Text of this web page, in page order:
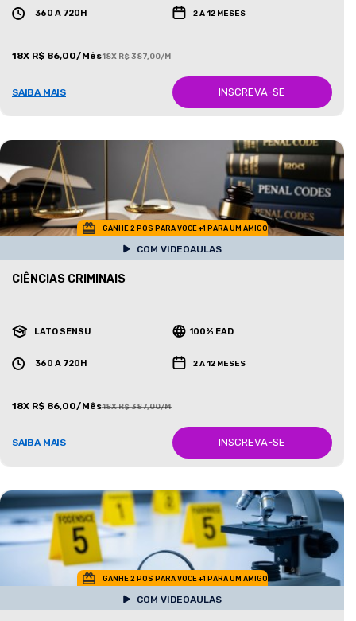
360 A 720H 2 A 12 MESES
18X R$ 86,00/Mês18X R$ 387,00/Mês
SAIBA MAIS INSCREVA-SE
GANHE 2 POS PARA VOCE +1 PARA UM AMIGO
COM VIDEOAULAS
CIÊNCIAS CRIMINAIS
LATO SENSU 100% EAD
360 A 720H 2 A 12 MESES
18X R$ 86,00/Mês18X R$ 387,00/Mês
SAIBA MAIS INSCREVA-SE
GANHE 2 POS PARA VOCE +1 PARA UM AMIGO
COM VIDEOAULAS